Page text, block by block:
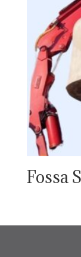
Fossa